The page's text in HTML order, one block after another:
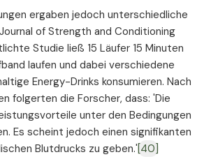
ergaben jedoch unterschiedliche
of Strength and Conditioning
Studie ließ 15 Läufer 15 Minuten
laufen und dabei verschiedene
Energy-Drinks konsumieren. Nach
folgerten die Forscher, dass: 'Die
unter den Bedingungen
Es scheint jedoch einen signifikanten
Blutdrucks zu geben.' [40]